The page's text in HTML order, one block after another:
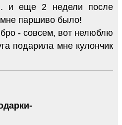
и еще 2 недели после
мне паршиво было!
- совсем, вот нелюблю
подарила мне кулончик